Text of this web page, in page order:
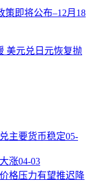
策即将公布–12月18
美元兑日元恢复抛
主要货币稳定05-
涨04-03
格压力有望推迟降